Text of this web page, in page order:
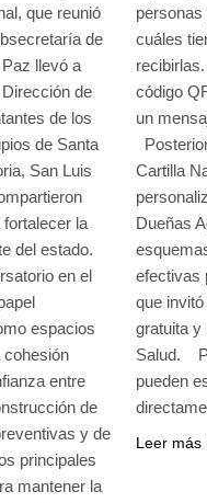
que reunió
de
llevó a
de
de los
de Santa
San Luis
la
del estado.
en el
espacios
cohesión
entre
de
y de
principales
mantener la
cuáles
código
un
Cartilla
Dueñas
efectivas
que
gratuita y
Salud.
pueden
Leer más